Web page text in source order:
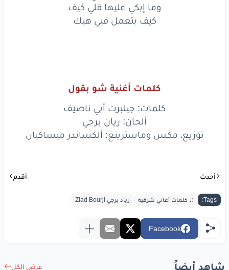
فليت
ما تطلّع
تمنيت
بعدكإسمع
وما
إبكي عليها
كيف
وما إبكي عليها قلي كيف
كيف بتعمل فيي هيك
كلمات أغنية شو بقول
كلمات: جيلبرت أبي ناصيف
ألحان: ريان برجي
توزيع، مكس وماسترينغ: ألكساندر ميساكيان
أحدث أقدم
Tags: ♫ كلمات أغاني شرقية زياد برجي Ziad Bourji
Facebook
شاهد أيضاً عرض الكل